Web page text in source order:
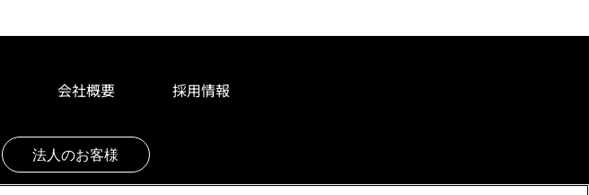
会社概要 採用情報
法人のお客様